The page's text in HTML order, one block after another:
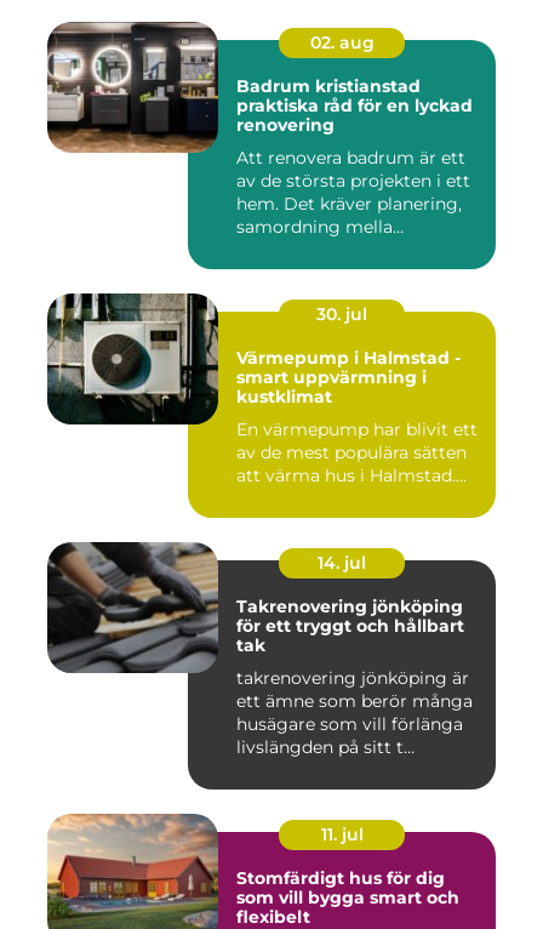
02. aug
Badrum kristianstad
praktiska råd för en lyckad
renovering
Att renovera badrum är ett
av de största projekten i ett
hem. Det kräver planering,
samordning mella...
30. jul
Värmepump i Halmstad -
smart uppvärmning i
kustklimat
En värmepump har blivit ett
av de mest populära sätten
att värma hus i Halmstad....
14. jul
Takrenovering jönköping
för ett tryggt och hållbart
tak
takrenovering jönköping är
ett ämne som berör många
husägare som vill förlänga
livslängden på sitt t...
11. jul
Stomfärdigt hus för dig
som vill bygga smart och
flexibelt